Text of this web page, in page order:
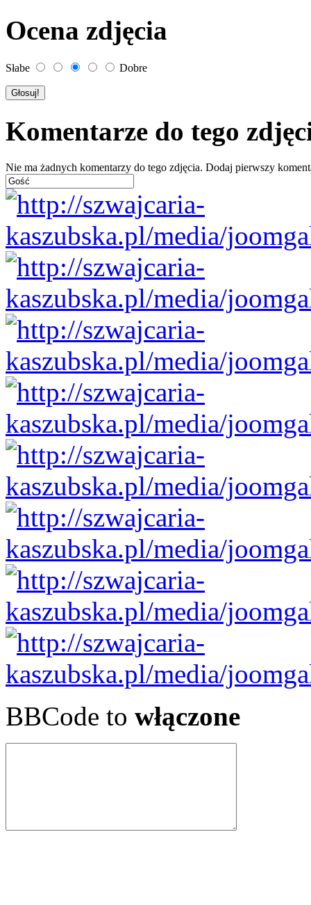
Ocena zdjęcia
Słabe Dobre
Komentarze do tego
Nie ma żadnych komentarzy do tego zdjęcia. Dodaj pierwszy
BBCode to włączone